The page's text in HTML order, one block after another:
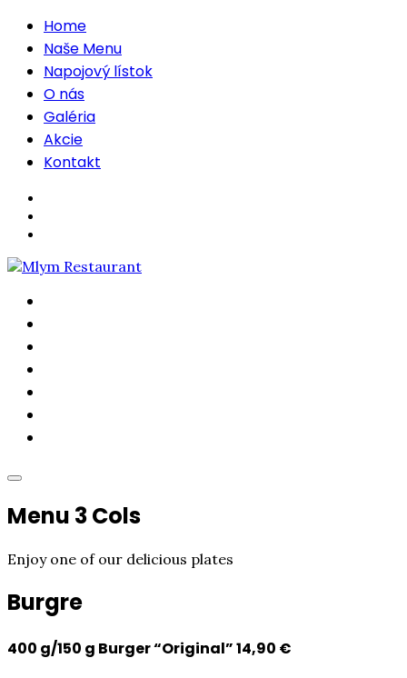
Home
Naše Menu
Napojový lístok
O nás
Galéria
Akcie
Kontakt
Menu 3 Cols
Enjoy one of our delicious plates
Burgre
400 g/150 g Burger “Original”14,90 €